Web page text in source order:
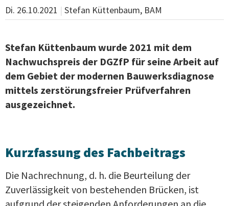
Di. 26.10.2021 | Stefan Küttenbaum, BAM
Stefan Küttenbaum wurde 2021 mit dem
Nachwuchspreis der DGZfP für seine Arbeit auf
dem Gebiet der modernen Bauwerksdiagnose
mittels zerstörungsfreier Prüfverfahren
ausgezeichnet.
Kurzfassung des Fachbeitrags
Die Nachrechnung, d. h. die Beurteilung der
Zuverlässigkeit von bestehenden Brücken, ist